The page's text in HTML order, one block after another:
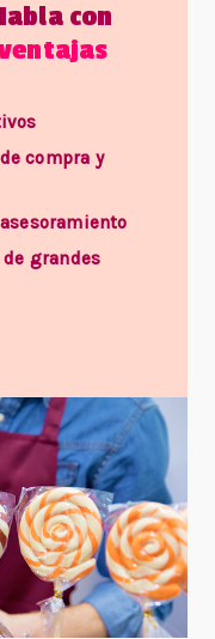
con
compra y
grandes